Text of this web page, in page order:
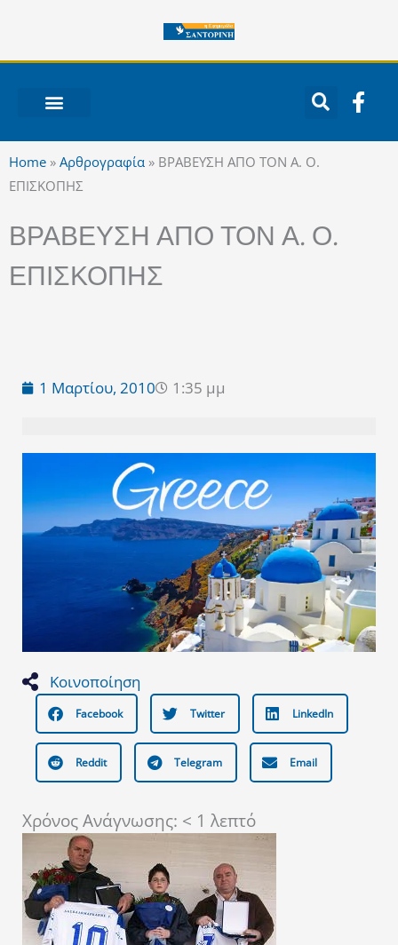
περιεχόμενο
F
a
Home » Αρθρογραφία » ΒΡΑΒΕΥΣΗ ΑΠΟ ΤΟΝ Α. Ο.
ΕΠΙΣΚΟΠΗΣ
ΒΡΑΒΕΥΣΗ ΑΠΟ ΤΟΝ Α. Ο.
ΕΠΙΣΚΟΠΗΣ
1 Μαρτίου, 2010 1:35 μμ
Κοινοποίηση
Facebook Twitter LinkedIn
Reddit Telegram Email
Χρόνος Ανάγνωσης: < 1 λεπτό